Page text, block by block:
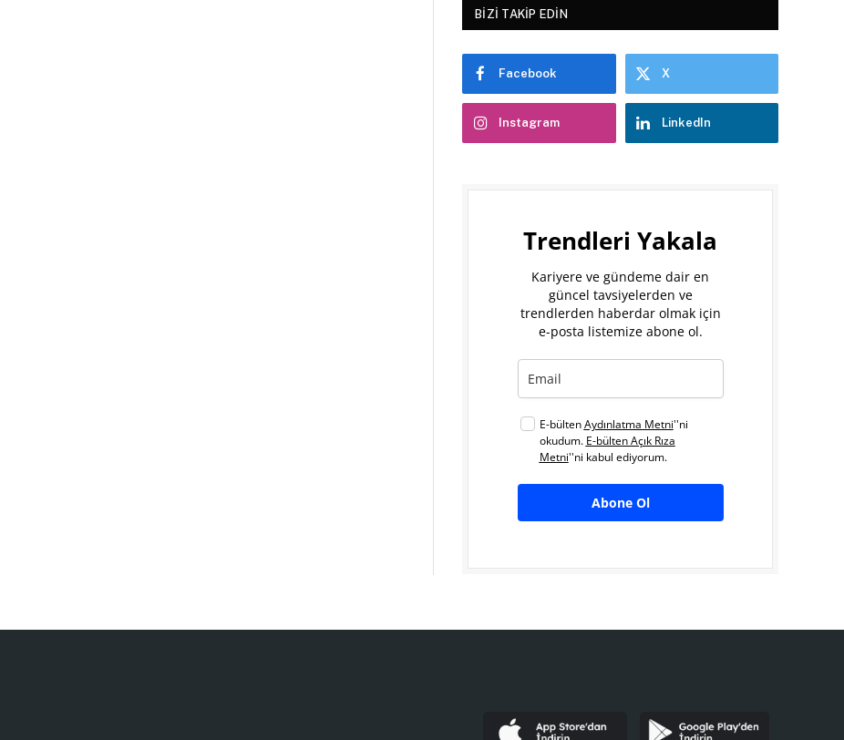
BIZI TAKIP EDIN
Facebook X
Instagram LinkedIn
Trendleri Yakala
Kariyere ve gündeme dair en
güncel tavsiyelerden ve
trendlerden haberdar olmak için
e-posta listemize abone ol.
E-bültenAydınlatma Metni''ni
okudum. E-bülten Açık Rıza
Metni''ni kabul ediyorum.
Abone Ol